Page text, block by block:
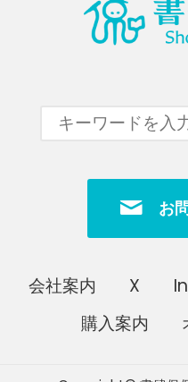
お
会社案内 X
購入案内